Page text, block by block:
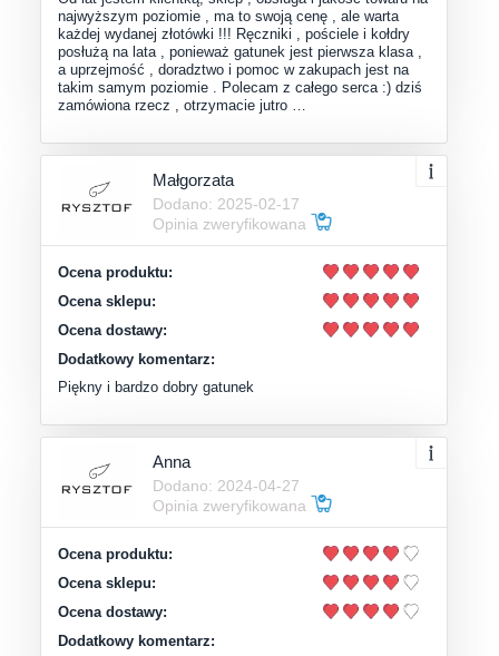
najwyższym poziomie , ma to swoją cenę , ale warta
każdej wydanej złotówki !!! Ręczniki , pościele i kołdry
posłużą na lata , ponieważ gatunek jest pierwsza klasa ,
a uprzejmość , doradztwo i pomoc w zakupach jest na
takim samym poziomie . Polecam z całego serca :) dziś
zamówiona rzecz , otrzymacie jutro …
Małgorzata
Dodano: 2025-02-17
Opinia zweryfikowana
Ocena produktu:
Ocena sklepu:
Ocena dostawy:
Dodatkowy komentarz:
Piękny i bardzo dobry gatunek
Anna
Dodano: 2024-04-27
Opinia zweryfikowana
Ocena produktu:
Ocena sklepu:
Ocena dostawy:
Dodatkowy komentarz: